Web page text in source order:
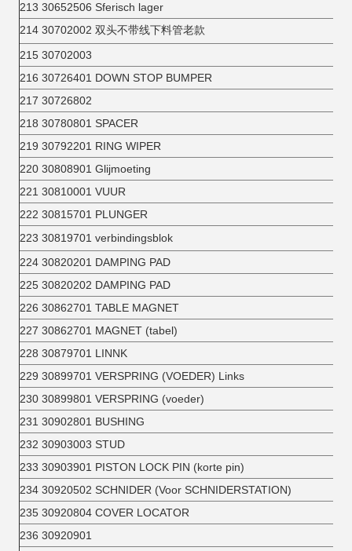
213 30652506 Sferisch lager
214 30702002 双头不带线下料管老款
215 30702003
216 30726401 DOWN STOP BUMPER
217 30726802
218 30780801 SPACER
219 30792201 RING WIPER
220 30808901 Glijmoeting
221 30810001 VUUR
222 30815701 PLUNGER
223 30819701 verbindingsblok
224 30820201 DAMPING PAD
225 30820202 DAMPING PAD
226 30862701 TABLE MAGNET
227 30862701 MAGNET (tabel)
228 30879701 LINNK
229 30899701 VERSPRING (VOEDER) Links
230 30899801 VERSPRING (voeder)
231 30902801 BUSHING
232 30903003 STUD
233 30903901 PISTON LOCK PIN (korte pin)
234 30920502 SCHNIDER (Voor SCHNIDERSTATION)
235 30920804 COVER LOCATOR
236 30920901